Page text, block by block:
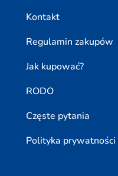
Kontakt
Regulamin zakupów
Jak kupować?
RODO
Częste pytania
Polityka prywatności